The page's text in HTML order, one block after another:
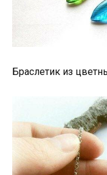
Браслетик из